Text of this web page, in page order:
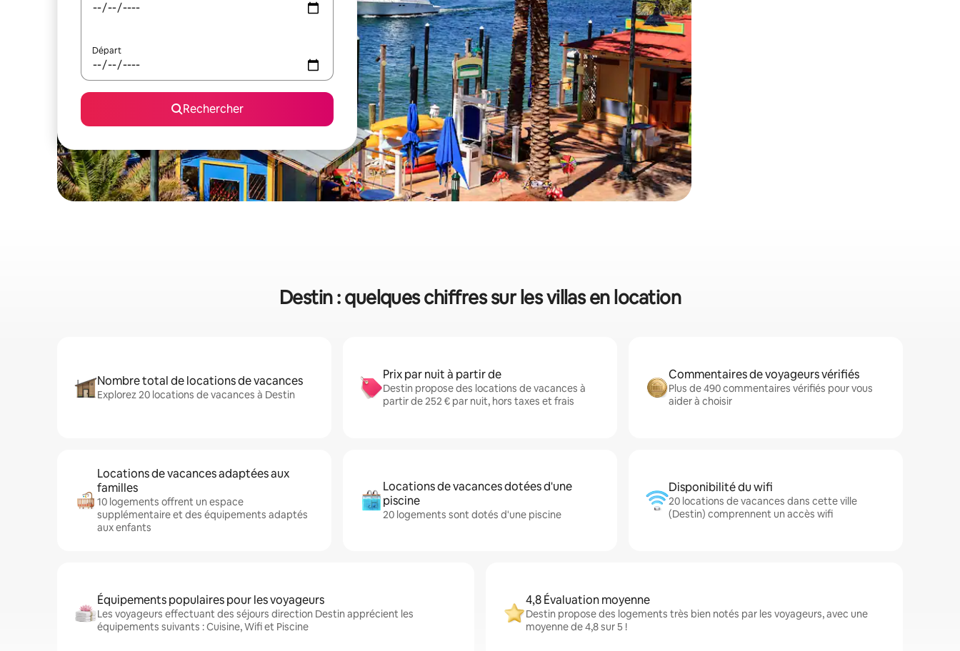
Départ
Rechercher
Destin : quelques chiffres sur les villas en location
Nombre total de locations de vacances
Explorez 20 locations de vacances à Destin
Prix par nuit à partir de
Destin propose des locations de vacances à
partir de 252 € par nuit, hors taxes et frais
Commentaires de voyageurs vérifiés
Plus de 490 commentaires vérifiés pour vous
aider à choisir
Locations de vacances adaptées aux
familles
10 logements offrent un espace
supplémentaire et des équipements adaptés
aux enfants
Locations de vacances dotées d'une
piscine
20 logements sont dotés d'une piscine
Disponibilité du wifi
20 locations de vacances dans cette ville
(Destin) comprennent un accès wifi
Équipements populaires pour les voyageurs
Les voyageurs effectuant des séjours direction Destin apprécient les
équipements suivants : Cuisine, Wifi et Piscine
4,8 Évaluation moyenne
Destin propose des logements très bien notés par les voyageurs, avec une
moyenne de 4,8 sur 5 !